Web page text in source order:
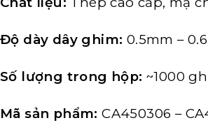
Độ dày dây ghim: 0.5mm –
Số lượng trong hộp: ~1000
Mã sản phẩm: CA450306 –